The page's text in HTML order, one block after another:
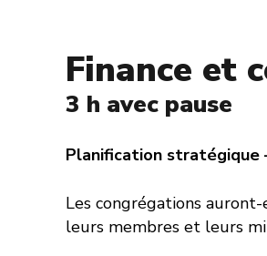
Finance et
3 h avec pause
Planification stratégique
Les congrégations
leurs membres et leurs